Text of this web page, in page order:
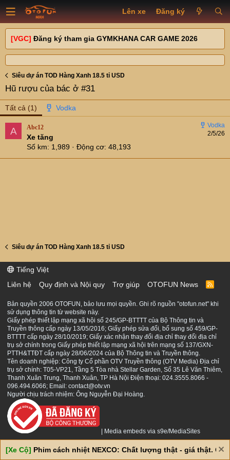
Lên xe Đăng ký
[VGC] Đăng ký tham gia GYMKHANA CAR GAME 2026
Siêu dự án TOD Hàng Xanh 18.5 tỉ USD
Hũ rượu của bác ở #31
Tất cả (1)
A 2/5/26
Abc12
Xe tăng
Số km
1,989 Động cơ 48,193
Siêu dự án TOD Hàng Xanh 18.5 tỉ USD
Tiếng Việt
Liên hệ
Quy định và Nội quy Trợ giúp OTOFUN News
R
S
Bản quyền 2006 OTOFUN, bảo lưu mọi quyền. Ghi rõ nguồn "otofun.net" khi
sử dụng thông tin từ website này.
Giấy phép thiết lập mạng xã hội số 245/GP-BTTTT của Bộ Thông tin và
Truyền thông cấp ngày 13/05/2016; Giấy phép sửa đổi, bổ sung số 459/GP-
BTTTT cấp ngày 28/10/2019; Giấy xác nhận thay đổi địa chỉ thay đổi địa chỉ
trụ sở chính trong Giấy phép thiết lập mạng xã hội trên mạng số 137/GXN-
PTTH&TTĐT cấp ngày 28/06/2024 của Bộ Thông tin và Truyền thông.
Tên doanh nghiệp: Công ty Cổ phần OTV Truyền thông (OTV Media) Địa chỉ
trụ sở chính: T05-VP21, Tầng 5 Tòa nhà Stellar Garden, Số 35 Lê Văn Thiêm,
Thanh Xuân Trung, Thanh Xuân, TP Hà Nội Điện thoại: 024.3555.8066 -
096.494.6066; Email: contact@otv.vn
Người chịu trách nhiệm: Ông Nguyễn Đại Hoàng.
Media embeds via s9e/MediaSites
[Xe Cộ] Phim cách nhiệt NEXCO: Chất lượng thật - giá thật. Giá